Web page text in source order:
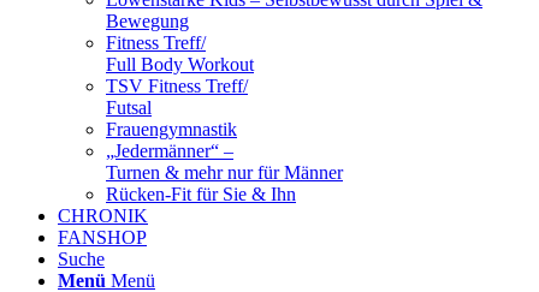
Bewegung
Fitness Treff/
Full Body Workout
TSV Fitness Treff/
Futsal
Frauengymnastik
„Jedermänner“ –
Turnen & mehr nur für Männer
Rücken-Fit für Sie & Ihn
CHRONIK
FANSHOP
Suche
Menü Menü